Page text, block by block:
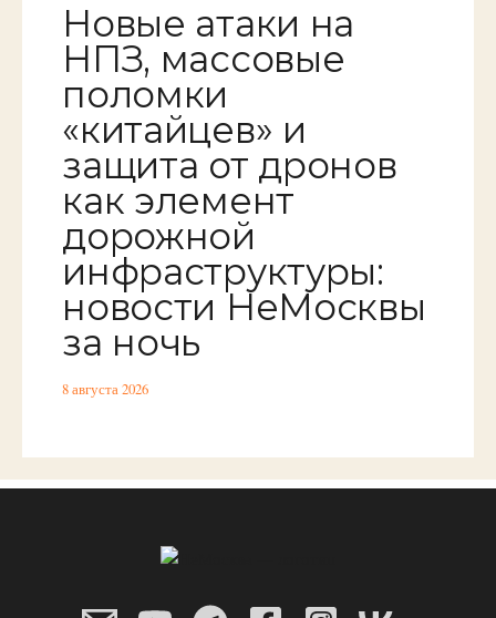
Новые атаки на
НПЗ, массовые
поломки
«китайцев» и
защита от дронов
как элемент
дорожной
инфраструктуры:
новости НеМосквы
за ночь
8 августа 2026